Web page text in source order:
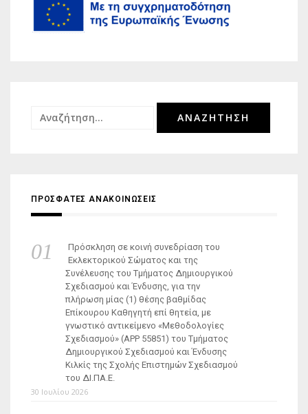
Αναζήτηση
ΠΡΟΣΦΑΤΕΣ ΑΝΑΚΟΙΝΩΣΕΙΣ
Πρόσκληση σε κοινή συνεδρίαση του
Εκλεκτορικού Σώματος και της
Συνέλευσης του Τμήματος Δημιουργικού
Σχεδιασμού και Ένδυσης, για την
πλήρωση μίας (1) θέσης βαθμίδας
Επίκουρου Καθηγητή επί θητεία, με
γνωστικό αντικείμενο «Μεθοδολογίες
Σχεδιασμού» (ΑΡΡ 55851) του Τμήματος
Δημιουργικού Σχεδιασμού και Ένδυσης
Κιλκίς της Σχολής Επιστημών Σχεδιασμού
του ΔΙ.ΠΑ.Ε.
30 Ιουλίου 2026